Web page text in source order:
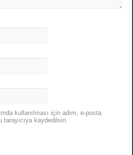
kullanılması için adım, e-posta
kaydedilsin.